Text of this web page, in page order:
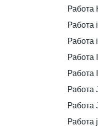
Работа
Работа
Работа
Работа
Работа
Работа
Работа
Работа